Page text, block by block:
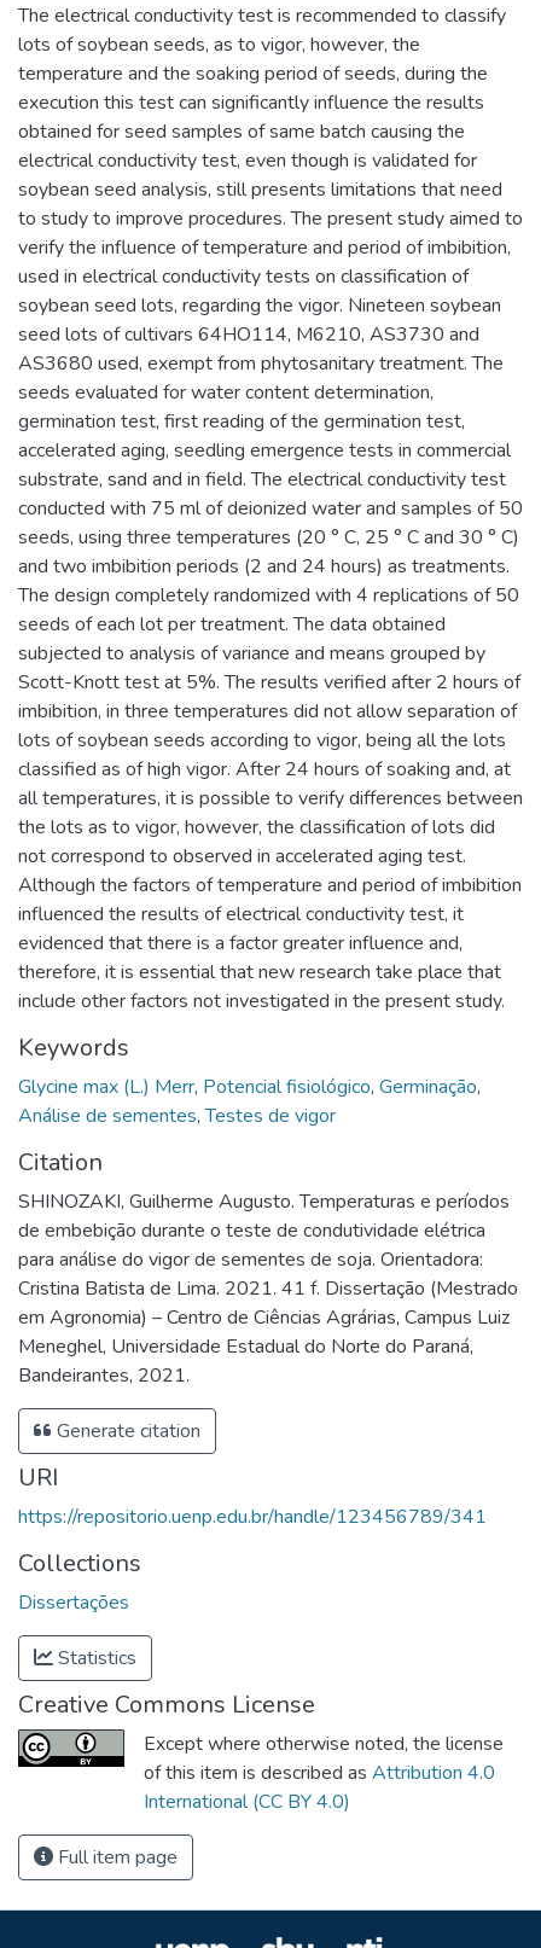
The electrical conductivity test is recommended to classify
lots of soybean seeds, as to vigor, however, the
temperature and the soaking period of seeds, during the
execution this test can significantly influence the results
obtained for seed samples of same batch causing the
electrical conductivity test, even though is validated for
soybean seed analysis, still presents limitations that need
to study to improve procedures. The present study aimed to
verify the influence of temperature and period of imbibition,
used in electrical conductivity tests on classification of
soybean seed lots, regarding the vigor. Nineteen soybean
seed lots of cultivars 64HO114, M6210, AS3730 and
AS3680 used, exempt from phytosanitary treatment. The
seeds evaluated for water content determination,
germination test, first reading of the germination test,
accelerated aging, seedling emergence tests in commercial
substrate, sand and in field. The electrical conductivity test
conducted with 75 ml of deionized water and samples of 50
seeds, using three temperatures (20 ° C, 25 ° C and 30 ° C)
and two imbibition periods (2 and 24 hours) as treatments.
The design completely randomized with 4 replications of 50
seeds of each lot per treatment. The data obtained
subjected to analysis of variance and means grouped by
Scott-Knott test at 5%. The results verified after 2 hours of
imbibition, in three temperatures did not allow separation of
lots of soybean seeds according to vigor, being all the lots
classified as of high vigor. After 24 hours of soaking and, at
all temperatures, it is possible to verify differences between
the lots as to vigor, however, the classification of lots did
not correspond to observed in accelerated aging test.
Although the factors of temperature and period of imbibition
influenced the results of electrical conductivity test, it
evidenced that there is a factor greater influence and,
therefore, it is essential that new research take place that
include other factors not investigated in the present study.
Keywords
Glycine max (L.) Merr, Potencial fisiológico, Germinação,
Análise de sementes,Testes de vigor
Citation
SHINOZAKI, Guilherme Augusto. Temperaturas e períodos
de embebição durante o teste de condutividade elétrica
para análise do vigor de sementes de soja. Orientadora:
Cristina Batista de Lima. 2021. 41 f. Dissertação (Mestrado
em Agronomia) – Centro de Ciências Agrárias, Campus Luiz
Meneghel, Universidade Estadual do Norte do Paraná,
Bandeirantes, 2021.
Generate citation
URI
https://repositorio.uenp.edu.br/handle/123456789/341
Collections
Dissertações
Statistics
Creative Commons License
Except where otherwise noted, the license
of this item is described as Attribution 4.0
International (CC BY 4.0)
Full item page